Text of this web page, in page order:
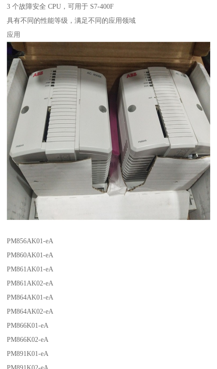
3 个故障安全 CPU，可用于 S7-400F
具有不同的性能等级，满足不同的应用领域
应用
PM856AK01-eA
PM860AK01-eA
PM861AK01-eA
PM861AK02-eA
PM864AK01-eA
PM864AK02-eA
PM866K01-eA
PM866K02-eA
PM891K01-eA
PM891K02-eA